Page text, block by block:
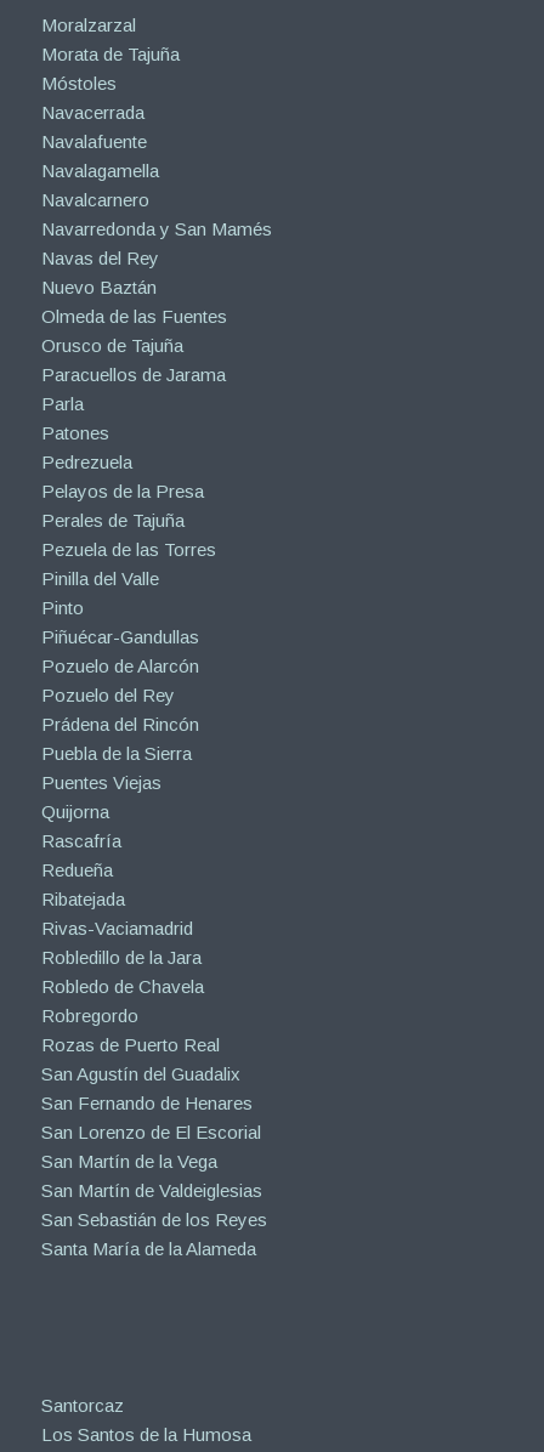
Moralzarzal
Morata de Tajuña
Móstoles
Navacerrada
Navalafuente
Navalagamella
Navalcarnero
Navarredonda y San Mamés
Navas del Rey
Nuevo Baztán
Olmeda de las Fuentes
Orusco de Tajuña
Paracuellos de Jarama
Parla
Patones
Pedrezuela
Pelayos de la Presa
Perales de Tajuña
Pezuela de las Torres
Pinilla del Valle
Pinto
Piñuécar-Gandullas
Pozuelo de Alarcón
Pozuelo del Rey
Prádena del Rincón
Puebla de la Sierra
Puentes Viejas
Quijorna
Rascafría
Redueña
Ribatejada
Rivas-Vaciamadrid
Robledillo de la Jara
Robledo de Chavela
Robregordo
Rozas de Puerto Real
San Agustín del Guadalix
San Fernando de Henares
San Lorenzo de El Escorial
San Martín de la Vega
San Martín de Valdeiglesias
San Sebastián de los Reyes
Santa María de la Alameda
Santorcaz
Los Santos de la Humosa